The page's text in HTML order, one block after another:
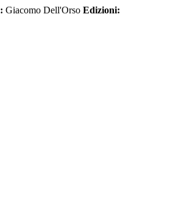
Giacomo Dell'Orso Edizioni: